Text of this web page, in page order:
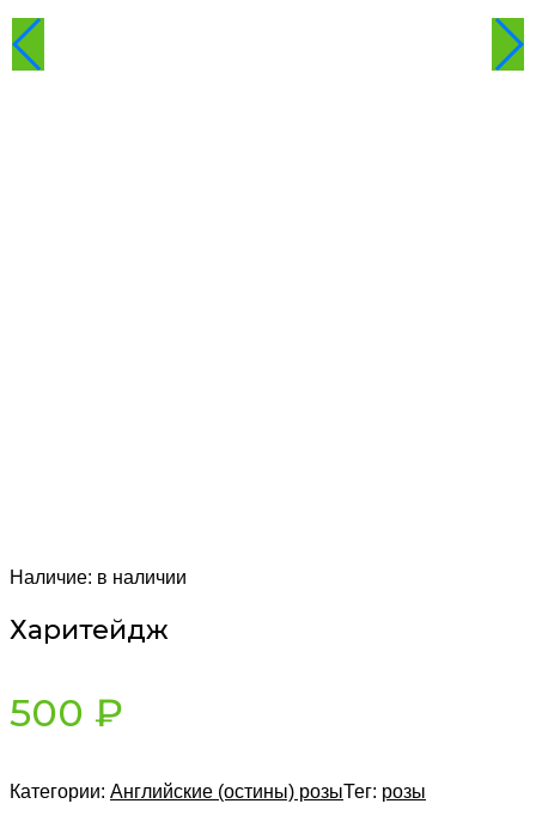
Наличие: в наличии
Харитейдж
500 ₽
Категории: Английские (остины) розыТег: розы